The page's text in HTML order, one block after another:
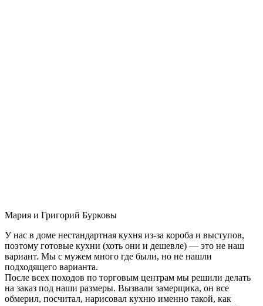
Мария и Григорий Бурковы
У нас в доме нестандартная кухня из-за короба и выступов,
поэтому готовые кухни (хоть они и дешевле) — это не наш
вариант. Мы с мужем много где были, но не нашли
подходящего варианта.
После всех походов по торговым центрам мы решили делать
на заказ под наши размеры. Вызвали замерщика, он все
обмерил, посчитал, нарисовал кухню именно такой, как